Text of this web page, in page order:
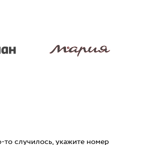
то случилось, укажите номер